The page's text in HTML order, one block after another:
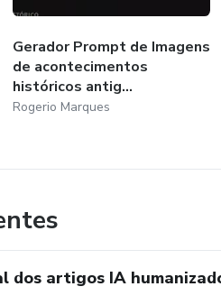
Gerador Prompt de Imagens
de acontecimentos
históricos antig...
Rogerio Marques
dos artigos IA